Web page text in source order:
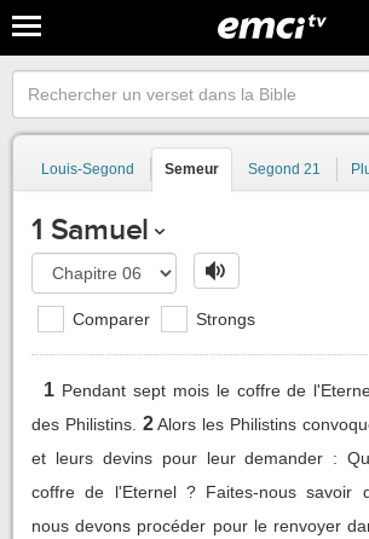
Louis-Segond Semeur Segond 21
1 Samuel
Comparer Strongs
1 Pendant sept mois le coffre de
des Philistins. 2 Alors les Philistins
et leurs devins pour leur demander :
coffre de l'Eternel ? Faites-nous savoir
nous devons procéder pour le renvoyer